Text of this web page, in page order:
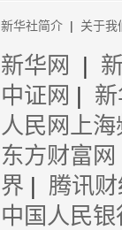
新华社简介 | 关于我
新华网 |
中证网 |
人民网上
东方财富网
界 | 腾讯
中国人民银